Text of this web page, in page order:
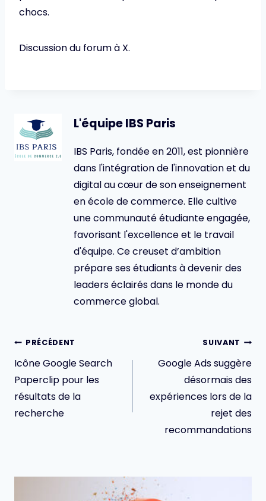
chocs.
Discussion du forum à X.
L'équipe IBS Paris
IBS Paris, fondée en 2011, est pionnière
dans l'intégration de l'innovation et du
digital au cœur de son enseignement
en école de commerce. Elle cultive
une communauté étudiante engagée,
favorisant l'excellence et le travail
d'équipe. Ce creuset d’ambition
prépare ses étudiants à devenir des
leaders éclairés dans le monde du
commerce global.
Navigation
de
l’article
PRÉCÉDENT
Icône Google Search
Paperclip pour les
résultats de la
recherche
SUIVANT
Google Ads suggère
désormais des
expériences lors de la
rejet des
recommandations